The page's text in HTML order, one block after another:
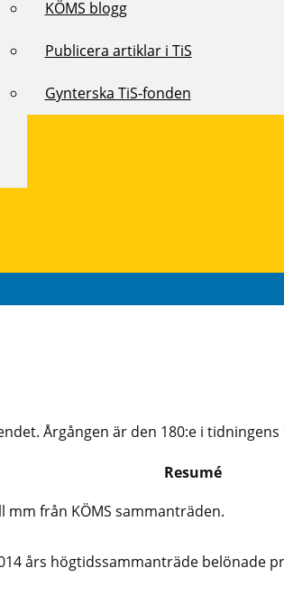
KÖMS blogg
Publicera artiklar i TiS
Gynterska TiS-fonden
Årgången är den 180:e i
Resumé
mm från KÖMS sammanträden.
års högtidssammanträde belönade